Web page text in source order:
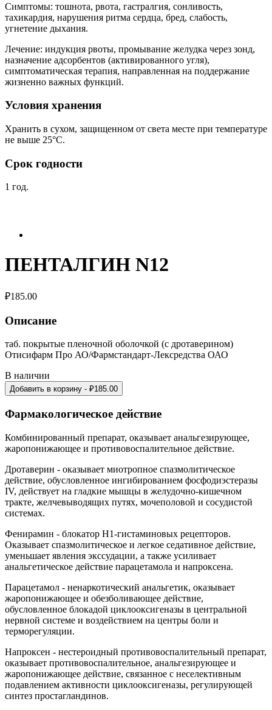
Симптомы: тошнота, рвота, гастралгия, сонливость,
тахикардия, нарушения ритма сердца, бред, слабость,
угнетение дыхания.
Лечение: индукция рвоты, промывание желудка через зонд,
назначение адсорбентов (активированного угля),
симптоматическая терапия, направленная на поддержание
жизненно важных функций.
Условия хранения
Хранить в сухом, защищенном от света месте при температуре
не выше 25°С.
Срок годности
1 год.
ПЕНТАЛГИН N12
₽185.00
Описание
таб. покрытые пленочной оболочкой (с дротаверином)
Отисифарм Про АО/Фармстандарт-Лексредства ОАО
В наличии
Добавить в корзину - ₽185.00
Фармакологическое действие
Комбинированный препарат, оказывает анальгезирующее,
жаропонижающее и противовоспалительное действие.
Дротаверин - оказывает миотропное спазмолитическое
действие, обусловленное ингибированием фосфодиэстеразы
IV, действует на гладкие мышцы в желудочно-кишечном
тракте, желчевыводящих путях, мочеполовой и сосудистой
системах.
Фенирамин - блокатор H1-гистаминовых рецепторов.
Оказывает спазмолитическое и легкое седативное действие,
уменьшает явления экссудации, а также усиливает
анальгетическое действие парацетамола и напроксена.
Парацетамол - ненаркотический анальгетик, оказывает
жаропонижающее и обезболивающее действие,
обусловленное блокадой циклооксигеназы в центральной
нервной системе и воздействием на центры боли и
терморегуляции.
Напроксен - нестероидный противовоспалительный препарат,
оказывает противовоспалительное, анальгезирующее и
жаропонижающее действие, связанное с неселективным
подавлением активности циклооксигеназы, регулирующей
синтез простагландинов.